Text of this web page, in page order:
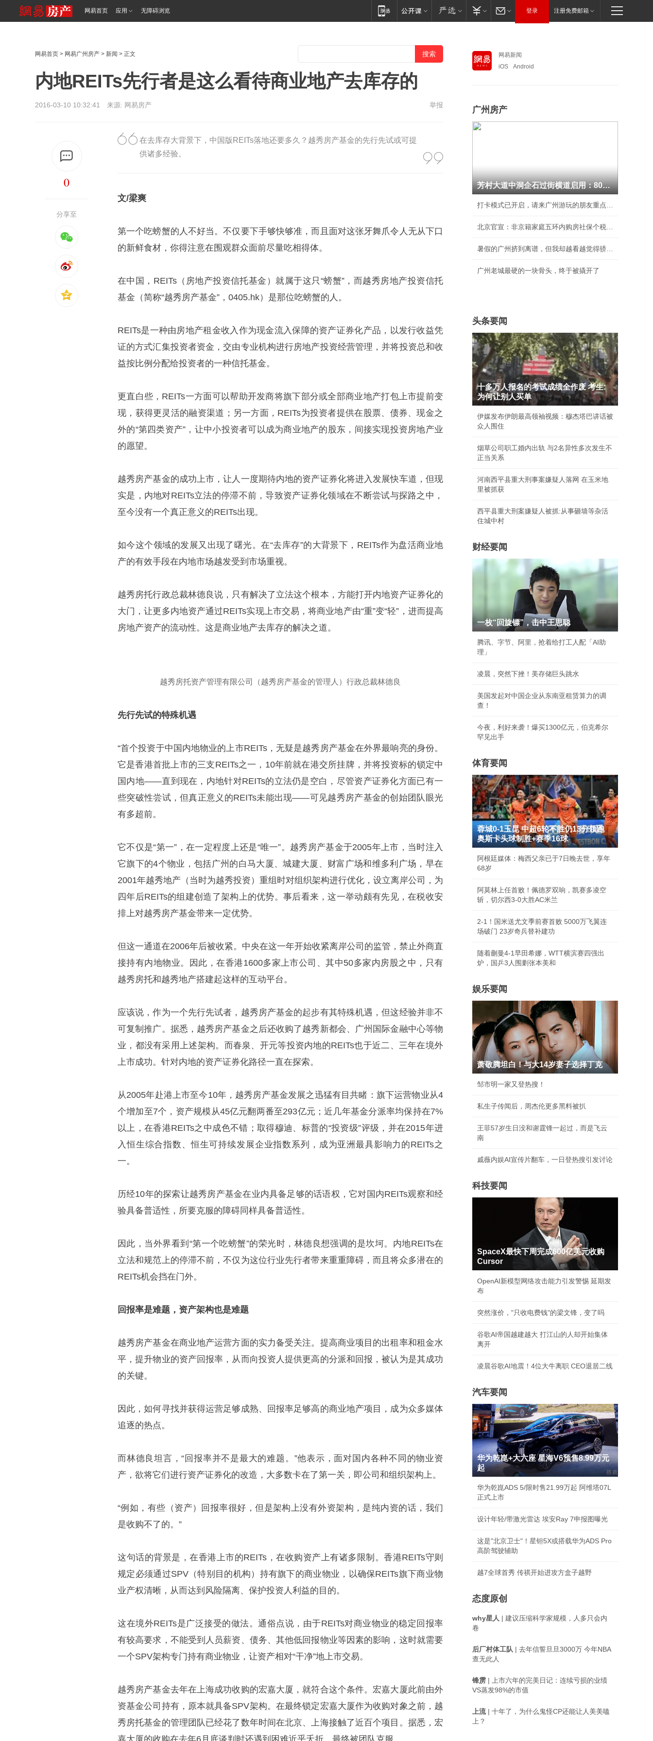
网易首页 应用 无障碍浏览 登录 注册免费邮箱
网易首页 > 网易广州房产 > 新闻 > 正文
内地REITs先行者是这么看待商业地产去库存的
2016-03-10 10:32:41 来源: 网易房产 举报
0
分享至
在去库存大背景下，中国版REITs落地还要多久？越秀房产基金的先行先试或可提
供诸多经验。
文/梁爽
第一个吃螃蟹的人不好当。不仅要下手够快够准，而且面对这张牙舞爪令人无从下口
的新鲜食材，你得注意在围观群众面前尽量吃相得体。
在中国，REITs（房地产投资信托基金）就属于这只“螃蟹”，而越秀房地产投资信托
基金（简称“越秀房产基金”，0405.hk）是那位吃螃蟹的人。
REITs是一种由房地产租金收入作为现金流入保障的资产证券化产品，以发行收益凭
证的方式汇集投资者资金，交由专业机构进行房地产投资经营管理，并将投资总和收
益按比例分配给投资者的一种信托基金。
更直白些，REITs一方面可以帮助开发商将旗下部分或全部商业地产打包上市提前变
现，获得更灵活的融资渠道；另一方面，REITs为投资者提供在股票、债券、现金之
外的“第四类资产”，让中小投资者可以成为商业地产的股东，间接实现投资房地产业
的愿望。
越秀房产基金的成功上市，让人一度期待内地的资产证券化将进入发展快车道，但现
实是，内地对REITs立法的停滞不前，导致资产证券化领域在不断尝试与探路之中，
至今没有一个真正意义的REITs出现。
如今这个领域的发展又出现了曙光。在“去库存”的大背景下，REITs作为盘活商业地
产的有效手段在内地市场越发受到市场重视。
越秀房托行政总裁林德良说，只有解决了立法这个根本，方能打开内地资产证券化的
大门，让更多内地资产通过REITs实现上市交易，将商业地产由“重”变“轻”，进而提高
房地产资产的流动性。这是商业地产去库存的解决之道。
越秀房托资产管理有限公司（越秀房产基金的管理人）行政总裁林德良
先行先试的特殊机遇
“首个投资于中国内地物业的上市REITs，无疑是越秀房产基金在外界最响亮的身份。
它是香港首批上市的三支REITs之一，10年前就在港交所挂牌，并将投资标的锁定中
国内地——直到现在，内地针对REITs的立法仍是空白，尽管资产证券化方面已有一
些突破性尝试，但真正意义的REITs未能出现——可见越秀房产基金的创始团队眼光
有多超前。
它不仅是“第一”，在一定程度上还是“唯一”。越秀房产基金于2005年上市，当时注入
它旗下的4个物业，包括广州的白马大厦、城建大厦、财富广场和维多利广场，早在
2001年越秀地产（当时为越秀投资）重组时对组织架构进行优化，设立离岸公司，为
四年后REITs的组建创造了架构上的优势。事后看来，这一举动颇有先见，在税收安
排上对越秀房产基金带来一定优势。
但这一通道在2006年后被收紧。中央在这一年开始收紧离岸公司的监管，禁止外商直
接持有内地物业。因此，在香港1600多家上市公司、其中50多家内房股之中，只有
越秀房托和越秀地产搭建起这样的互动平台。
应该说，作为一个先行先试者，越秀房产基金的起步有其特殊机遇，但这经验并非不
可复制推广。据悉，越秀房产基金之后还收购了越秀新都会、广州国际金融中心等物
业，都没有采用上述架构。而春泉、开元等投资内地的REITs也于近二、三年在境外
上市成功。针对内地的资产证券化路径一直在探索。
从2005年赴港上市至今10年，越秀房产基金发展之迅猛有目共睹：旗下运营物业从4
个增加至7个，资产规模从45亿元翻两番至293亿元；近几年基金分派率均保持在7%
以上，在香港REITs之中成色不错；取得穆迪、标普的“投资级”评级，并在2015年进
入恒生综合指数、恒生可持续发展企业指数系列，成为亚洲最具影响力的REITs之
一。
历经10年的探索让越秀房产基金在业内具备足够的话语权，它对国内REITs观察和经
验具备普适性，所要克服的障碍同样具备普适性。
因此，当外界看到“第一个吃螃蟹”的荣光时，林德良想强调的是坎坷。内地REITs在
立法和规范上的停滞不前，不仅为这位行业先行者带来重重障碍，而且将众多潜在的
REITs机会挡在门外。
回报率是难题，资产架构也是难题
越秀房产基金在商业地产运营方面的实力备受关注。提高商业项目的出租率和租金水
平，提升物业的资产回报率，从而向投资人提供更高的分派和回报，被认为是其成功
的关键。
因此，如何寻找并获得运营足够成熟、回报率足够高的商业地产项目，成为众多媒体
追逐的热点。
而林德良坦言，“回报率并不是最大的难题。”他表示，面对国内各种不同的物业资
产，欲将它们进行资产证券化的改造，大多数卡在了第一关，即公司和组织架构上。
“例如，有些（资产）回报率很好，但是架构上没有外资架构，是纯内资的话，我们
是收购不了的。”
这句话的背景是，在香港上市的REITs，在收购资产上有诸多限制。香港REITs守则
规定必须通过SPV（特别目的机构）持有旗下的商业物业，以确保REITs旗下商业物
业产权清晰，从而达到风险隔离、保护投资人利益的目的。
这在境外REITs是广泛接受的做法。通俗点说，由于REITs对商业物业的稳定回报率
有较高要求，不能受到人员薪资、债务、其他低回报物业等因素的影响，这时就需要
一个SPV架构专门持有商业物业，让资产相对“干净”地上市交易。
越秀房产基金去年在上海成功收购的宏嘉大厦，就符合这个条件。宏嘉大厦此前由外
资基金公司持有，原本就具备SPV架构。在最终锁定宏嘉大厦作为收购对象之前，越
秀房托基金的管理团队已经花了数年时间在北京、上海接触了近百个项目。据悉，宏
嘉大厦的收购在去年6月底谈判时还遇到困难近乎夭折，最终被团队克服。
网易新闻
iOS
Android
广州房产
芳村大道中洞企石过街横道启用：800米“暖心捷
广州老城最硬的一块骨头，终于被撬开了
头条要闻
十多万人报名的考试成绩全作废 考生:
为何让别人买单
伊媒发布伊朗最高领袖视频：穆杰塔巴讲话被
众人围住
烟草公司职工婚内出轨 与2名异性多次发生不
正当关系
河南西平县重大刑事案嫌疑人落网 在玉米地
里被抓获
西平县重大刑案嫌疑人被抓:从事砸墙等杂活
住城中村
财经要闻
一枚“回旋镖”，击中王思聪
腾讯、字节、阿里，抢着给打工人配「AI助
理」
凌晨，突然下挫！美存储巨头跳水
美国发起对中国企业从东南亚租赁算力的调
查！
今夜，利好来袭！爆买1300亿元，伯克希尔
罕见出手
体育要闻
蓉城0-1玉昆 中超6轮不胜仍13分领跑
奥斯卡头球制胜+赛季16球
阿根廷媒体：梅西父亲已于7日晚去世，享年
68岁
阿莫林上任首败！佩德罗双响，凯赛多凌空
斩，切尔西3-0大胜AC米兰
2-1！国米送尤文季前赛首败 5000万飞翼连
场破门 23岁奇兵替补建功
随着蒯曼4-1早田希娜，WTT横滨赛四强出
炉，国乒3人围剿张本美和
娱乐要闻
萧敬腾坦白！与大14岁妻子选择丁克
邹市明一家又登热搜！
私生子传闻后，周杰伦更多黑料被扒
王菲57岁生日没和谢霆锋一起过，而是飞云
南
戚薇内娱AI宣传片翻车，一日登热搜引发讨论
科技要闻
SpaceX最快下周完成600亿美元收购
Cursor
OpenAI新模型网络攻击能力引发警惕 延期发
布
突然涨价，"只收电费钱"的梁文锋，变了吗
谷歌AI帝国越建越大 打江山的人却开始集体
离开
凌晨谷歌AI地震！4位大牛离职 CEO退居二线
汽车要闻
华为乾崑+大六座 星海V6预售8.99万元
起
华为乾崑ADS 5/限时售21.99万起 阿维塔07L
正式上市
设计年轻/带激光雷达 埃安Ray 7申报图曝光
这是"北京卫士"！星钽5X或搭载华为ADS Pro
高阶驾驶辅助
越7全球首秀 传祺开始进攻方盒子越野
态度原创
why星人 | 建议压缩科学家规模，人多只会内
卷
后厂村体工队 | 去年信誓旦旦3000万 今年NBA
查无此人
锋雳 | 上市六年的完美日记：连续亏损的业绩
VS蒸发98%的市值
上流| 十年了，为什么鬼怪CP还能让人美美嗑
上？